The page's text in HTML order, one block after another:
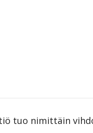
tuo nimittäin